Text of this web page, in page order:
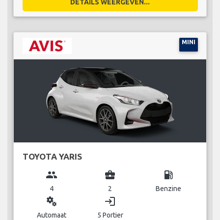
DETAILS WEERGEVEN...
MINI
TOYOTA YARIS
group
4
business_center
2
local_gas_station
Benzine
miscellaneous_services
Automaat
login
5 Portier